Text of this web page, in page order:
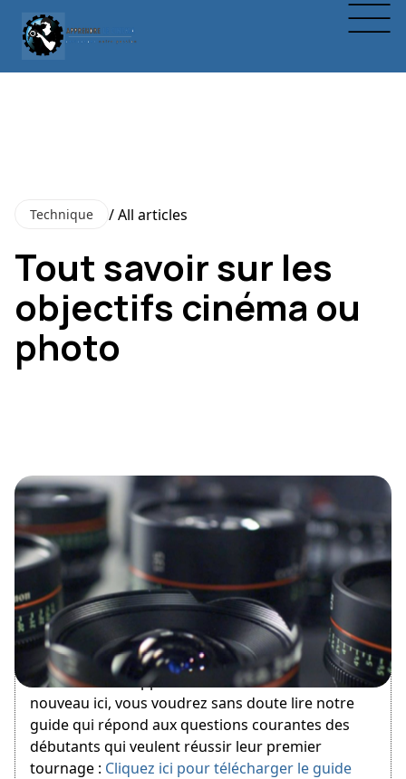
Technique / All articles
Tout savoir sur les
objectifs cinéma ou
photo
February 9, 2012
Bienvenue sur Apprendre le Cinéma ! Si vous êtes
nouveau ici, vous voudrez sans doute lire notre
guide qui répond aux questions courantes des
débutants qui veulent réussir leur premier
tournage : Cliquez ici pour télécharger le guide